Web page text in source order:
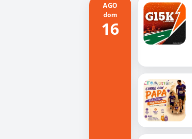
AGO
dom
16